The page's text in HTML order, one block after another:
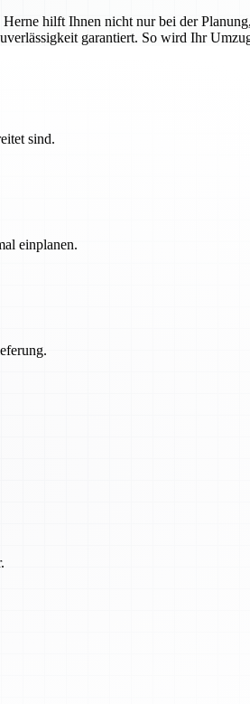
hilft Ihnen nicht nur bei der
garantiert. So wird Ihr
sind.
einplanen.